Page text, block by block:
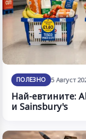
ПОЛЕЗНО 5 Август
Най-евтините:
и Sainsbury's